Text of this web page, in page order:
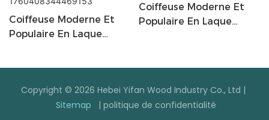
Coiffeuse Moderne Et
Populaire En Laque
Coucher -
1760408344469153
Coiffeuse Moderne Et
Populaire En Laque
Copyright © 2026 Hebei Yifan Wood Industry Co., Ltd |
Sitemap
| politique de confidentialité